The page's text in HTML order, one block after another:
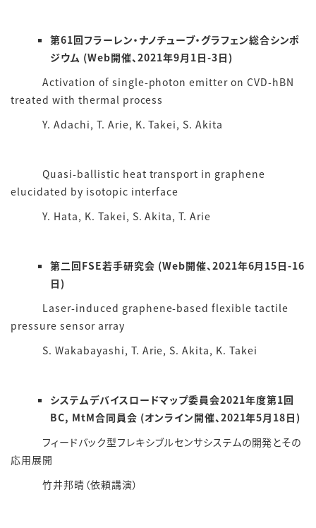
第61回フラーレン・ナノチューブ・グラフェン総合シンポ
ジウム (Web開催、2021年9月1日-3日)
Activation of single-photon emitter on CVD-hBN
treated with thermal process
Y. Adachi, T. Arie, K. Takei, S. Akita
Quasi-ballistic heat transport in graphene
elucidated by isotopic interface
Y. Hata, K. Takei, S. Akita, T. Arie
第二回FSE若手研究会 (Web開催、2021年6月15日-16
日)
Laser-induced graphene-based flexible tactile
pressure sensor array
S. Wakabayashi, T. Arie, S. Akita, K. Takei
システムデバイスロードマップ委員会2021年度第1回
BC, MtM合同員会 (オンライン開催、2021年5月18日)
フィードバック型フレキシブルセンサシステムの開発とその
応用展開
竹井邦晴（依頼講演）